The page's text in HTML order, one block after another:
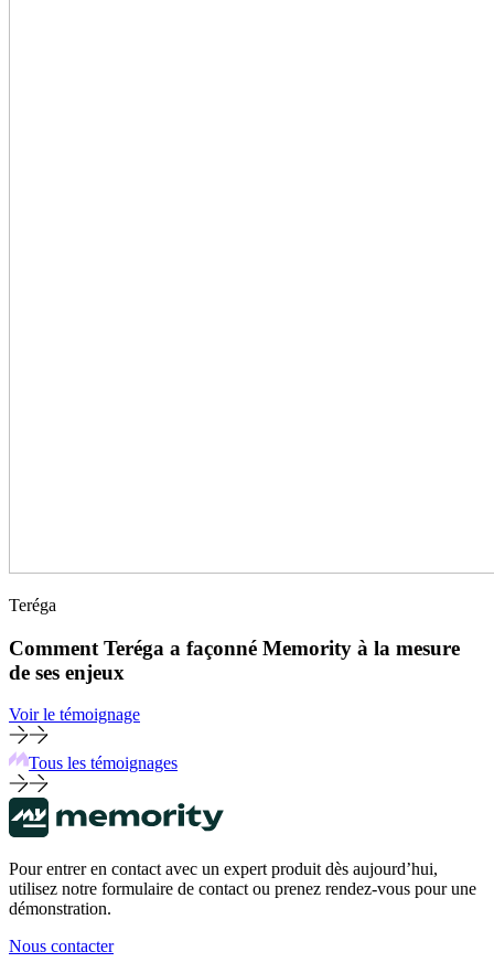
Teréga
Comment Teréga a façonné Memority à la mesure
de ses enjeux
Voir le témoignage
Tous les témoignages
Pour entrer en contact avec un expert produit dès aujourd’hui,
utilisez notre formulaire de contact ou prenez rendez-vous pour une
démonstration.
Nous contacter